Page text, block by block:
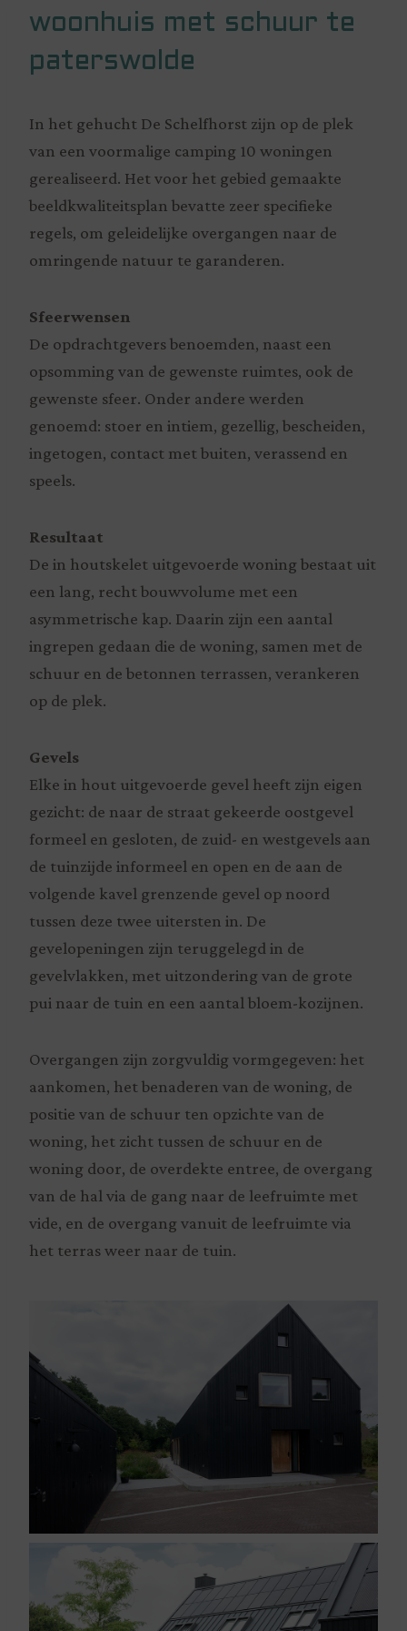
woonhuis met schuur te
paterswolde
In het gehucht De Schelfhorst zijn op de plek
van een voormalige camping 10 woningen
gerealiseerd. Het voor het gebied gemaakte
beeldkwaliteitsplan bevatte zeer specifieke
regels, om geleidelijke overgangen naar de
omringende natuur te garanderen.
Sfeerwensen
De opdrachtgevers benoemden, naast een
opsomming van de gewenste ruimtes, ook de
gewenste sfeer. Onder andere werden
genoemd: stoer en intiem, gezellig, bescheiden,
ingetogen, contact met buiten, verassend en
speels.
Resultaat
De in houtskelet uitgevoerde woning bestaat uit
een lang, recht bouwvolume met een
asymmetrische kap. Daarin zijn een aantal
ingrepen gedaan die de woning, samen met de
schuur en de betonnen terrassen, verankeren
op de plek.
Gevels
Elke in hout uitgevoerde gevel heeft zijn eigen
gezicht: de naar de straat gekeerde oostgevel
formeel en gesloten, de zuid- en westgevels aan
de tuinzijde informeel en open en de aan de
volgende kavel grenzende gevel op noord
tussen deze twee uitersten in. De
gevelopeningen zijn teruggelegd in de
gevelvlakken, met uitzondering van de grote
pui naar de tuin en een aantal bloem-kozijnen.
Overgangen zijn zorgvuldig vormgegeven: het
aankomen, het benaderen van de woning, de
positie van de schuur ten opzichte van de
woning, het zicht tussen de schuur en de
woning door, de overdekte entree, de overgang
van de hal via de gang naar de leefruimte met
vide, en de overgang vanuit de leefruimte via
het terras weer naar de tuin.